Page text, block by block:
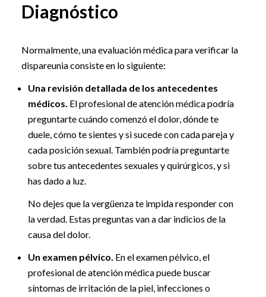
Diagnóstico
Normalmente, una evaluación médica para verificar la
dispareunia consiste en lo siguiente:
Una revisión detallada de los antecedentes
médicos. El profesional de atención médica podría
preguntarte cuándo comenzó el dolor, dónde te
duele, cómo te sientes y si sucede con cada pareja y
cada posición sexual. También podría preguntarte
sobre tus antecedentes sexuales y quirúrgicos, y si
has dado a luz.
No dejes que la vergüenza te impida responder con
la verdad. Estas preguntas van a dar indicios de la
causa del dolor.
Un examen pélvico. En el examen pélvico, el
profesional de atención médica puede buscar
síntomas de irritación de la piel, infecciones o